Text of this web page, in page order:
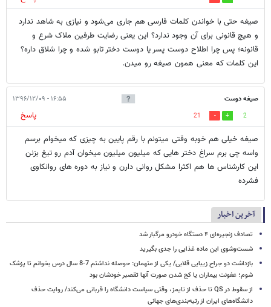
صیغه حتی با خواندن کلمات فارسی هم جاری می‌شود و نیازی به شاهد ندارد
و هیچ قانونی برای آن وجود ندارد؟ این یعنی رضایت طرفین ملاک شرع و
قانونه؛ پس چرا اطلاح دوست پسر یا دوست دختر تابو شده و چرا شلاق داره؟
این کلمات که معنی همون صیغه رو میدن.
صیغه دوست ۱۶:۵۵ - ۱۳۹۶/۱۲/۰۹
2
21
پاسخ
صیغه خیلی هم خوبه وقتی میتونم با رقم پایین به چیزی که میخوام برسم
واسه چی برم سراغ دختر هایی که میلیون میلیون میخوان آدم رو تیغ بزنن
این کارشناس ها هم اکثرا مشکل روانی دارن و نیاز به دوره های روانکاوی
فشرده
آخرین اخبار
تصادف زنجیره‌ای ۴ دستگاه خودرو مرگبار شد
شست‌وشوی این ماده غذایی را جدی بگیرید
بازداشت دو جراح زیبایی قلابی/ یکی از متهمان: حوصله نداشتم 7-8 سال درس بخوانم تا پزشک
شوم؛ عفونت بیماران یا کج شدن صورت آنها تقصبر خودشان بود
از سقوط در QS تا حذف از تایمز، وقتی سیاست دانشگاه را قربانی می‌کند/ روایت حذف
دانشگاه‌های ایران از رتبه‌بندی‌های جهانی